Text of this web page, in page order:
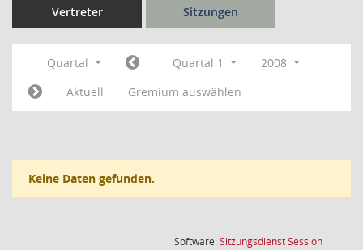
Vertreter Sitzungen
Quartal Quartal 1
2008
Aktuell
Gremium auswählen
Keine Daten gefunden.
Software:SitzungsdienstSession(Wird in